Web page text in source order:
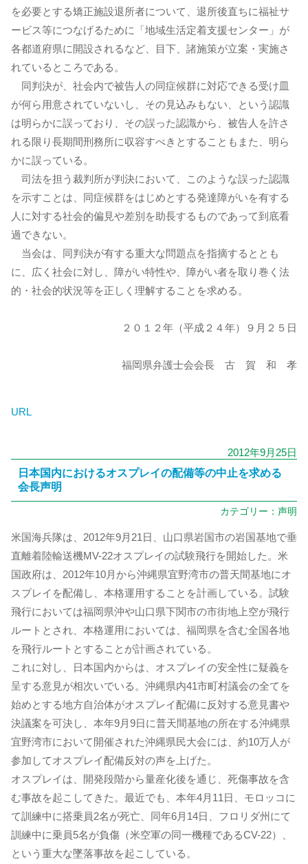
を必要とする矯正施設退所者について、退所後直ちに福祉サ
ービス等につなげるために「地域生活定着支援センター」が
各都道府県に開設されるなど、目下、諸施策が立案・実施さ
れているところである。
同判決が、社会内で被告人の同症候群に対応できる受け皿
が何ら用意されていないし、その見込みもない、という認識
は明らかに誤っており、その誤った認識から、被告人を許さ
れる限り長期間刑務所に収容すべきとすることもまた、明ら
かに誤っている。
司法を担う裁判所が判決において、このような誤った認識
を示すことは、同症候群をはじめとする発達障がいを有する
人に対する社会的偏見や差別を助長するものであって到底看
過できない。
当会は、同判決が有する重大な問題点を指摘するととも
に、広く社会に対し、障がい特性や、障がい者を取り巻く法
的・社会的状況等を正しく理解することを求める。
２０１２年（平成２４年）９月２５日
福岡県弁護士会会長 古 賀 和 孝
URL
2012年9月25日
日本国内におけるオスプレイの配備等の中止を求める
会長声明
カテゴリー： 声明
米国海兵隊は、2012年9月21日、山口県岩国市の岩国基地で垂
直離着陸輸送機MV-22オスプレイの試験飛行を開始した。米
国政府は、2012年10月から沖縄県宜野湾市の普天間基地にオ
スプレイを配備し、本格運用することを計画している。試験
飛行においては福岡県沖や山口県下関市の市街地上空が飛行
ルートとされ、本格運用においては、福岡県を含む全国各地
を飛行ルートとすることが計画されている。
これに対し、日本国内からは、オスプレイの安全性に疑義を
呈する意見が相次いでいる。沖縄県内41市町村議会の全てを
始めとする地方自治体がオスプレイ配備に反対する意見書や
決議案を可決し、本年9月9日に普天間基地の所在する沖縄県
宜野湾市において開催された沖縄県民大会には、約10万人が
参加してオスプレイ配備反対の声を上げた。
オスプレイは、開発段階から量産化後を通じ、死傷事故を含
む事故を起こしてきた。最近でも、本年4月11日、モロッコに
て訓練中に搭乗員2名が死亡、同年6月14日、フロリダ州にて
訓練中に乗員5名が負傷（米空軍の同一機種であるCV-22）、
という重大な墜落事故を起こしている。